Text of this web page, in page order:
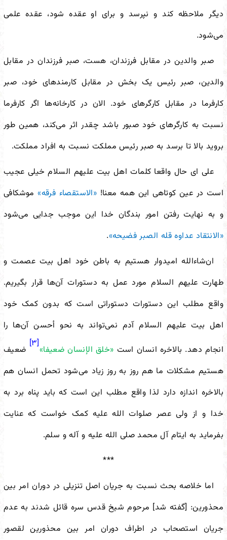
دیگر ملاحظه کند و نپرسد و برای او عقده شود، عقده علمی
می‌شود.
صبر والدین در مقابل فرزندان، هست، صبر فرزندان در مقابل
والدین، صبر رئیس یک بخش در مقابل کارمندهای خود، صبر
کارفرما در مقابل کارگرهای خود. الان در کارخانه‌ها اگر کارفرما
نسبت به کارگرهای خود صبور باشد چقدر اثر می‌کند، همین طور
بروید بالا تا برسد به صبر رئیس مملکت نسبت به افراد مملکت.
علی ای حال واقعا کلمات اهل بیت علیهم السلام خیلی عجیب
است در عین کوتاهی این همه معنا! «الاستقصاء فرقه»موشکافی
و به نهایت رفتن امور بندگان خدا این موجب جدایی می‌شود
«الانتقاد عداوه قله الصبر فضیحه».
ان‌شاءالله امیدوار هستیم به باطن خود اهل بیت عصمت و
طهارت علیهم السلام مورد عمل به دستورات آن‌ها قرار بگیریم.
واقع مطلب این دستورات دستوراتی است که بدون کمک خود
اهل بیت علیهم السلام آدم نمی‌تواند به نحو أحسن آن‌ها را
انجام دهد. بالاخره انسان است «خلق الإنسان ضعیفا»
[۳]
ضعیف
هستیم مشکلات ما هم روز به روز زیاد می‌شود تحمل انسان هم
بالاخره اندازه دارد لذا واقع مطلب این است که باید پناه برد به
خدا و از ولی عصر صلوات الله علیه کمک خواست که عنایت
بفرماید به ایتام آل محمد صلی الله علیه و آله و سلم.
***
اما خلاصه بحث نسبت به جریان اصل تنزیلی در دوران امر بین
محذورین: [گفته شد] مرحوم شیخ قدس سره قائل شدند به عدم
جریان استصحاب در اطراف دوران امر بین محذورین لقصور